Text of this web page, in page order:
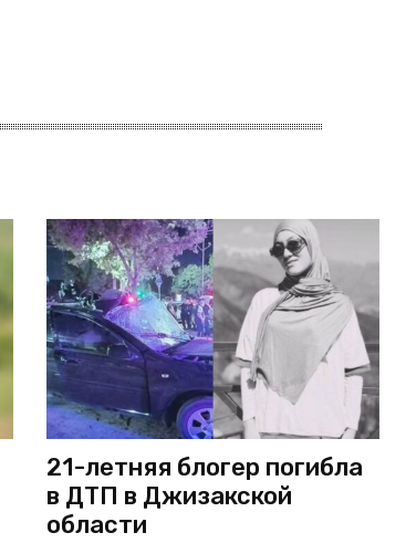
21-летняя блогер погибла
в ДТП в Джизакской
области